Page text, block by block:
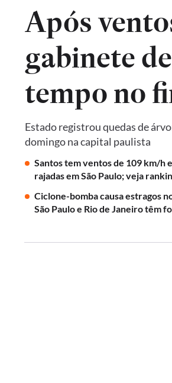
Após
gabinete
tempo no
Estado registrou quedas de
domingo na capital paulista
Santos tem ventos de 109 km/h
rajadas em São Paulo; veja
Ciclone-bomba causa estragos
São Paulo e Rio de Janeiro têm